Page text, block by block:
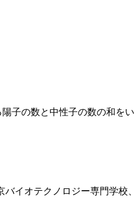
子の数と中性子の数の和を
イオテクノロジー専門学校